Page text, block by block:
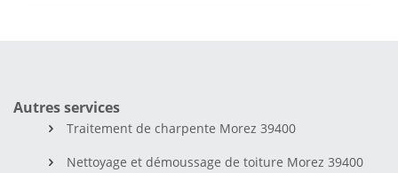
Autres services
Traitement de charpente Morez 39400
Nettoyage et démoussage de toiture Morez 39400